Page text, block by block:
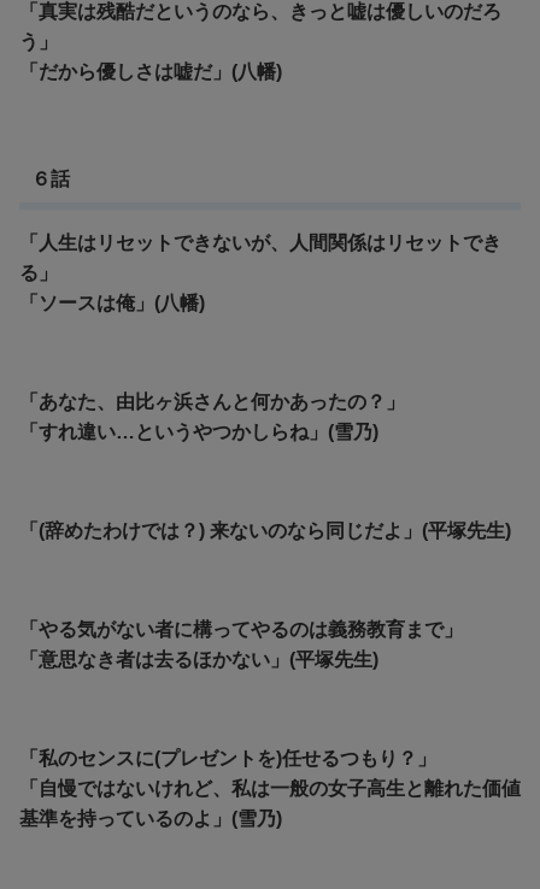
「真実は残酷だというのなら、きっと嘘は優しいのだろ
う」
「だから優しさは嘘だ」(八幡)
６話
「人生はリセットできないが、人間関係はリセットでき
る」
「 ソースは俺」(八幡)
「あなた、由比ヶ浜さんと何かあったの？」
「すれ違い…というやつかしらね」(雪乃)
「(辞めたわけでは？) 来ないのなら同じだよ」(平塚先生)
「 やる気がない者に構ってやるのは義務教育まで」
「 意思なき者は去るほかない」(平塚先生)
「私のセンスに(プレゼントを)任せるつもり？」
「自慢ではないけれど、私は一般の女子高生と離れた価値
基準を持っているのよ」(雪乃)